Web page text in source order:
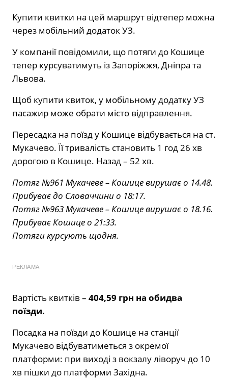
Купити квитки на цей маршрут відтепер можна
через мобільний додаток УЗ.
У компанії повідомили, що потяги до Кошице
тепер курсуватимуть із Запоріжжя, Дніпра та
Львова.
Щоб купити квиток, у мобільному додатку УЗ
пасажир може обрати місто відправлення.
Пересадка на поїзд у Кошице відбувається на ст.
Мукачево. Її тривалість становить 1 год 26 хв
дорогою в Кошице. Назад – 52 хв.
Потяг №961 Мукачеве – Кошице вирушає о 14.48.
Прибуває до Словаччини о 18:17.
Потяг №963 Мукачеве – Кошице вирушає о 18.16.
Прибуває Кошице о 21:33.
Потяги курсують щодня.
РЕКЛАМА
Вартість квитків – 404,59 грн на обидва
поїзди.
Посадка на поїзди до Кошице на станції
Мукачево відбуватиметься з окремої
платформи: при виході з вокзалу ліворуч до 10
хв пішки до платформи Західна.